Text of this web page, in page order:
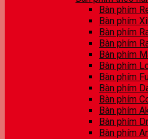
Bàn phím
Bàn phím
Bàn phím
Bàn phím
Bàn phím
Bàn phím
Bàn phím
Bàn phím
Bàn phím
Bàn phím
Bàn phím
Bàn phím